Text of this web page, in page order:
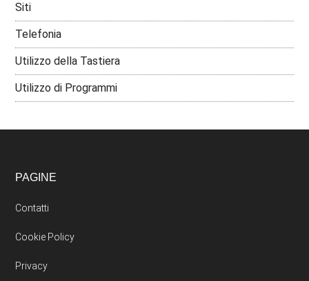
Siti
Telefonia
Utilizzo della Tastiera
Utilizzo di Programmi
PAGINE
Contatti
Cookie Policy
Privacy